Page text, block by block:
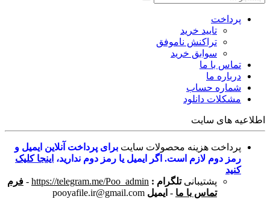
پرداخت
تایید خرید
تراکنش ناموفق
سوابق خرید
تماس با ما
درباره ما
شماره حساب
مشکلات دانلود
اطلاعیه های سایت
پرداخت هزینه محصولات سایت برای پرداخت آنلاین ایمیل و
رمز دوم لازم است. اگر ایمیل یا رمز دوم ندارید، اینجا کلیک
کنید
پشتیبانی تلگرام : https://telegram.me/Poo_admin
- فرم
تماس با ما - ایمیل pooyafile.ir@gmail.com